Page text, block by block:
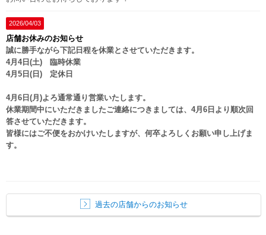
2026/04/03
店舗お休みのお知らせ
誠に勝手ながら下記日程を休業とさせていただきます。
4月4日(土) 臨時休業
4月5日(日) 定休日
4月6日(月)よろ通常通り営業いたします。
休業期間中にいただきましたご連絡につきましては、4月6日より順次回
答させていただきます。
皆様にはご不便をおかけいたしますが、何卒よろしくお願い申し上げま
す。
過去の店舗からのお知らせ